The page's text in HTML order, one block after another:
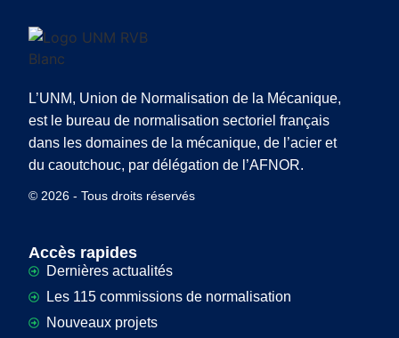
L’UNM, Union de Normalisation de la Mécanique,
est le bureau de normalisation sectoriel français
dans les domaines de la mécanique, de l’acier et
du caoutchouc, par délégation de l’AFNOR.
© 2026 - Tous droits réservés
Accès rapides
Dernières actualités
Les 115 commissions de normalisation
Nouveaux projets